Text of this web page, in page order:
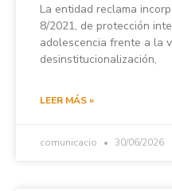
La entidad reclama
8/2021, de protección
adolescencia frente a la
desinstitucionalización,
LEER MÁS »
comunicacio 30/06/2026